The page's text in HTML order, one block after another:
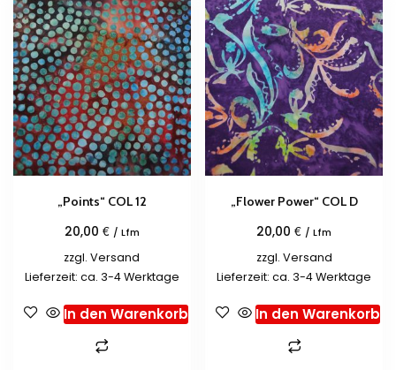
„Points“ COL 12
20,00 € / Lfm
zzgl.Versand
Lieferzeit: ca. 3-4 Werktage
In den Warenkorb
„Flower Power“ COL D
20,00€ / Lfm
zzgl. Versand
Lieferzeit: ca. 3-4 Werktage
In den Warenkorb